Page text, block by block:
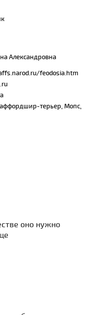
Александровна
feodosia.htm
терьер, Мопс,
оно нужно